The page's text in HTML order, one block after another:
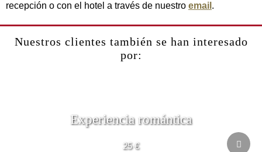
recepción o con el hotel a través de nuestro email .
Nuestros clientes también se han interesado
por:
Experiencia romántica
25 €